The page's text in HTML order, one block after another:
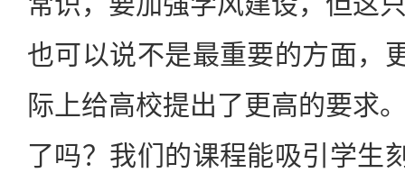
也可以说不是最重要的方面，
际上给高校提出了更高的要求
了吗？我们的课程能吸引学生